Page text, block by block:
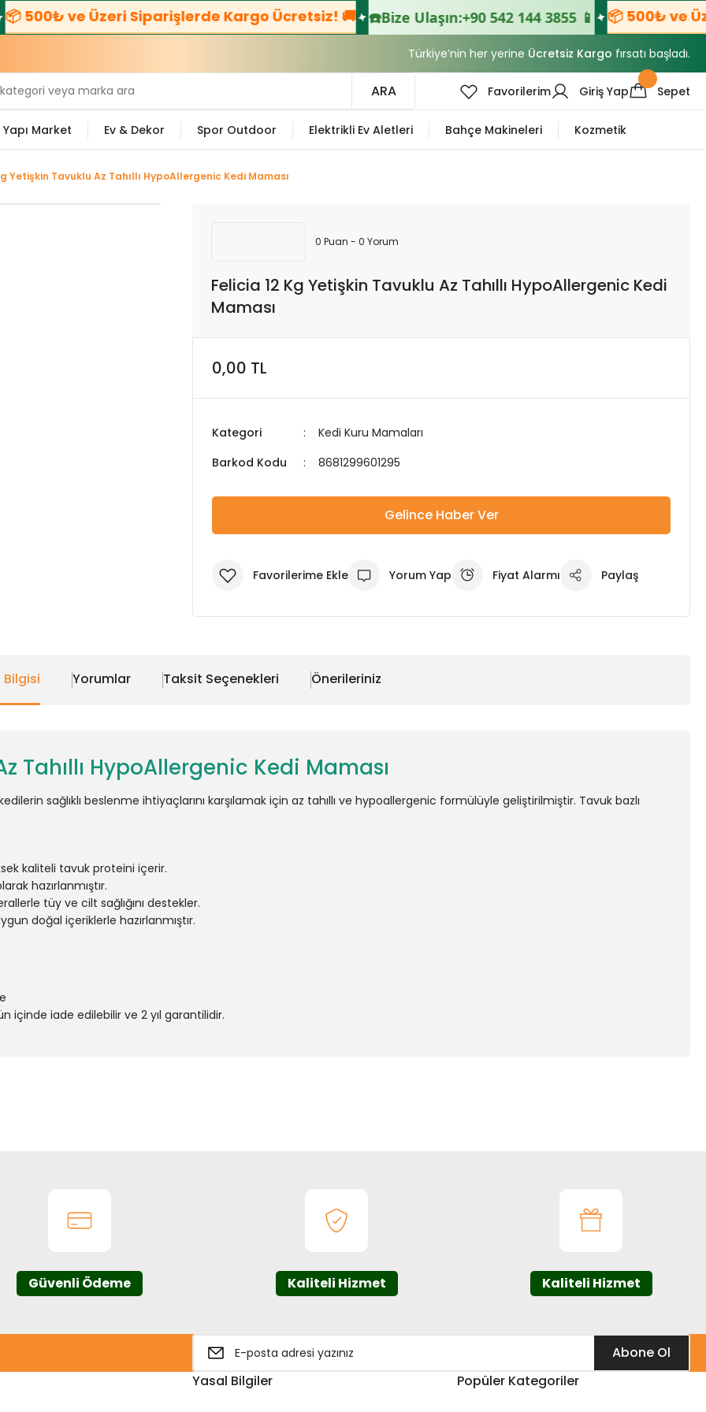
500₺ ve Üzeri Siparişlerde Kargo Ücretsiz! 🚚 ☎️Bize Ulaşın:+90 542 144 3855 📱 📦 500₺ ve
Türkiye’nin her yerine Ücretsiz Kargo fırsatı başladı.
ARA Favorilerim Giriş Yap Sepet
Yapı Market Ev & Dekor Spor Outdoor Elektrikli Ev Aletleri Bahçe Makineleri Kozmetik
Yetişkin Tavuklu Az Tahıllı HypoAllergenic Kedi Maması
0 Puan - 0 Yorum
Felicia 12 Kg Yetişkin Tavuklu Az Tahıllı HypoAllergenic Kedi
Maması
0,00 TL
Kategori
Kedi Kuru Mamaları
Barkod Kodu
8681299601295
Gelince Haber Ver
Yorum Yap Fiyat Alarmı Paylaş
Bilgisi Yorumlar Taksit Seçenekleri Önerileriniz
Tahıllı HypoAllergenic Kedi Maması
sağlıklı beslenme ihtiyaçlarını karşılamak için az tahıllı ve hypoallergenic formülüyle geliştirilmiştir. Tavuk bazlı
kaliteli tavuk proteini içerir.
hazırlanmıştır.
tüy ve cilt sağlığını destekler.
doğal içeriklerle hazırlanmıştır.
içinde iade edilebilir ve 2 yıl garantilidir.
Güvenli Ödeme Kaliteli Hizmet Kaliteli Hizmet
Abone Ol
Yasal Bilgiler
Popüler Kategoriler